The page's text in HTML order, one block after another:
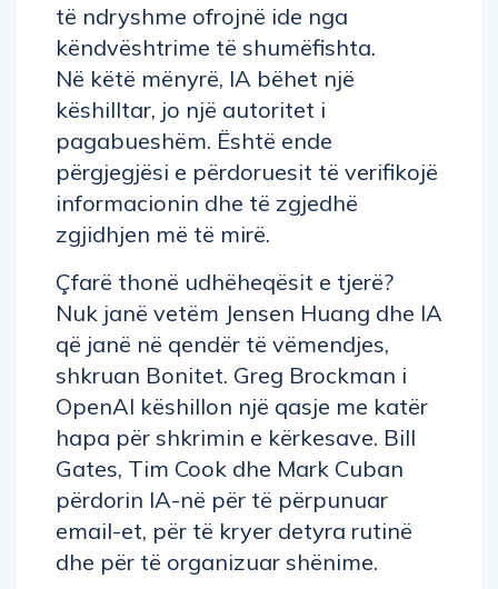
të ndryshme ofrojnë ide nga
këndvështrime të shumëfishta.
Në këtë mënyrë, IA bëhet një
këshilltar, jo një autoritet i
pagabueshëm. Është ende
përgjegjësi e përdoruesit të verifikojë
informacionin dhe të zgjedhë
zgjidhjen më të mirë.
Çfarë thonë udhëheqësit e tjerë?
Nuk janë vetëm Jensen Huang dhe IA
që janë në qendër të vëmendjes,
shkruan Bonitet. Greg Brockman i
OpenAI këshillon një qasje me katër
hapa për shkrimin e kërkesave. Bill
Gates, Tim Cook dhe Mark Cuban
përdorin IA-në për të përpunuar
email-et, për të kryer detyra rutinë
dhe për të organizuar shënime.